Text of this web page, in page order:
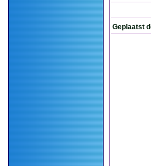
Geplaatst